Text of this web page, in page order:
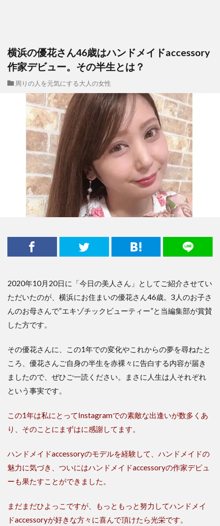
横浜の優花さん46歳はハンドメイドaccessory
作家デビュー。その半生とは？
周りの人を元気にする大人の女性
2020年10月20日に「今日の美人さん」としてご紹介させてい
ただいたのが、横浜にお住まいの優花さん46歳。3人のお子さ
んのお母さんで“エキゾチックビューティー”と当編集部が賞賛
した方です。
その優花さんに、この1年での変化やこれからの夢を尋ねたと
ころ、優花さんご自身の半生を赤裸々に告白する内容が届き
ましたので、ぜひご一読ください。まさに人生は人それぞれ
という事実です。
この1年は私にとってInstagramでの素敵な出逢いが数多くあ
り、そのことにまずはに感謝してます。
ハンドメイドaccessoryのモデルを経験して、ハンドメイドの
魅力に気づき、ついにはハンドメイドaccessoryの作家デビュ
ーも果たすことができました。
まだまだひよっこですが、もっともっと努力してハンドメイ
ドaccessoryが好きな方々に喜んで頂けたら光栄です。